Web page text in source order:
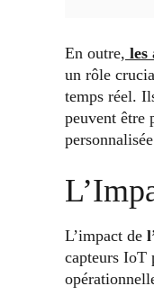
En outre, les
un rôle
temps réel.
peuvent être
L’impact de
capteurs IoT